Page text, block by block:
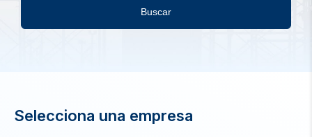
Buscar
Selecciona una empresa